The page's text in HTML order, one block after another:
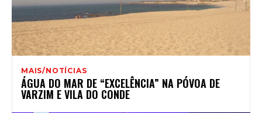
MAIS/NOTÍCIAS
ÁGUA DO MAR DE “EXCELÊNCIA” NA PÓVOA DE
VARZIM E VILA DO CONDE